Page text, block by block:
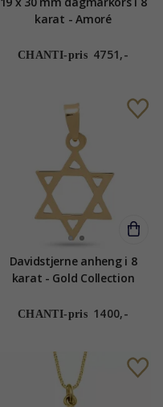
karat - Amoré
CHANTI-pris 4751,-
Davidstjerne anheng i 8
karat - Gold Collection
CHANTI-pris 1400,-